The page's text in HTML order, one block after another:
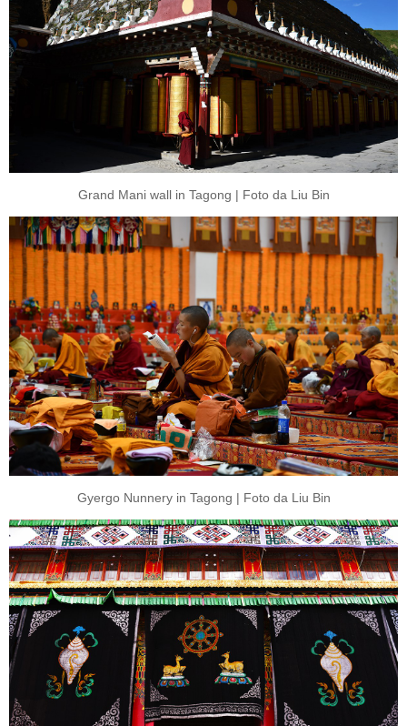
Grand Mani wall in Tagong | Foto da Liu Bin
Gyergo Nunnery in Tagong | Foto da Liu Bin